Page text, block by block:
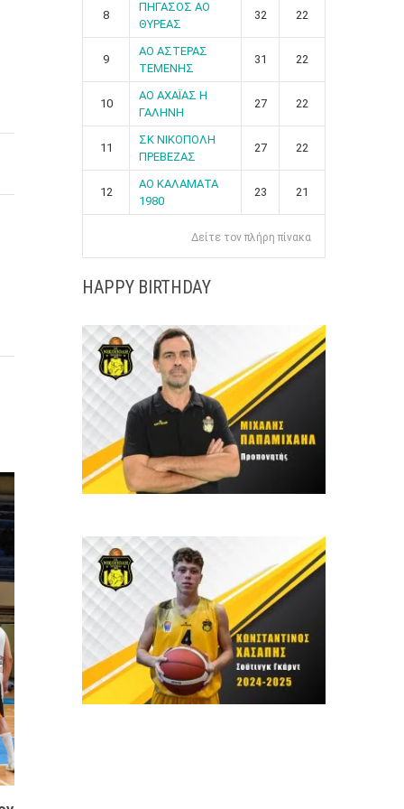
8
ΠΗΓΑΣΟΣ ΑΟ
ΘΥΡΕΑΣ
32 22
9
ΑΟ ΑΣΤΕΡΑΣ
ΤΕΜΕΝΗΣ
31 22
10
ΑΟ ΑΧΑΪΑΣ Η
ΓΑΛΗΝΗ
27 22
11
ΣΚ ΝΙΚΟΠΟΛΗ
ΠΡΕΒΕΖΑΣ
27 22
12
ΑΟ ΚΑΛΑΜΑΤΑ
1980
23 21
Δείτε τον πλήρη πίνακα
HAPPY BIRTHDAY